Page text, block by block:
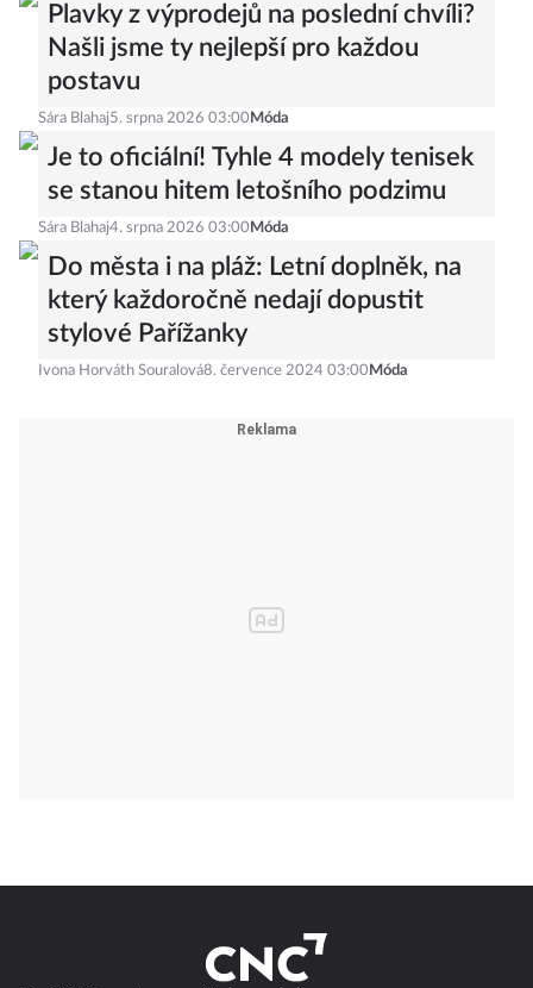
Plavky z výprodejů na poslední chvíli?
Našli jsme ty nejlepší pro každou
postavu
Sára Blahaj5. srpna 2026 03:00 Móda
Je to oficiální! Tyhle 4 modely tenisek
se stanou hitem letošního podzimu
Sára Blahaj4. srpna 2026 03:00 Móda
Do města i na pláž: Letní doplněk, na
který každoročně nedají dopustit
stylové Pařížanky
Ivona Horváth Souralová8. července 2024 03:00 Móda